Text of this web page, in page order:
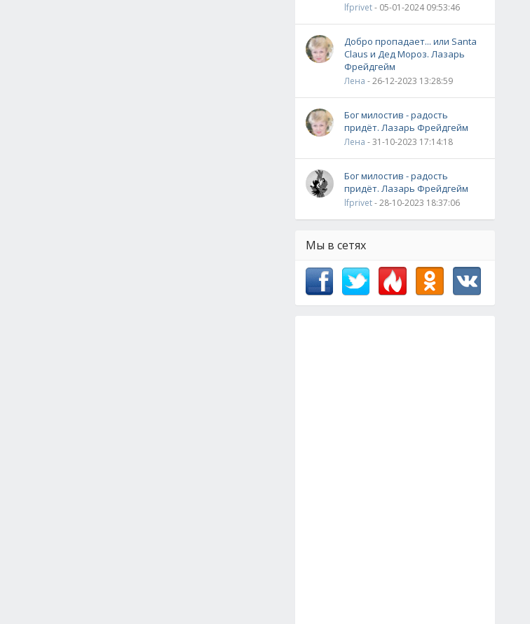
lfprivet- 05-01-2024 09:53:46
Добро пропадает... или Santa
Claus и Дед Мороз. Лазарь
Фрейдгейм
Лена - 26-12-2023 13:28:59
Бог милостив - радость
придёт. Лазарь Фрейдгейм
Лена - 31-10-2023 17:14:18
Бог милостив - радость
придёт. Лазарь Фрейдгейм
lfprivet- 28-10-2023 18:37:06
Мы в сетях